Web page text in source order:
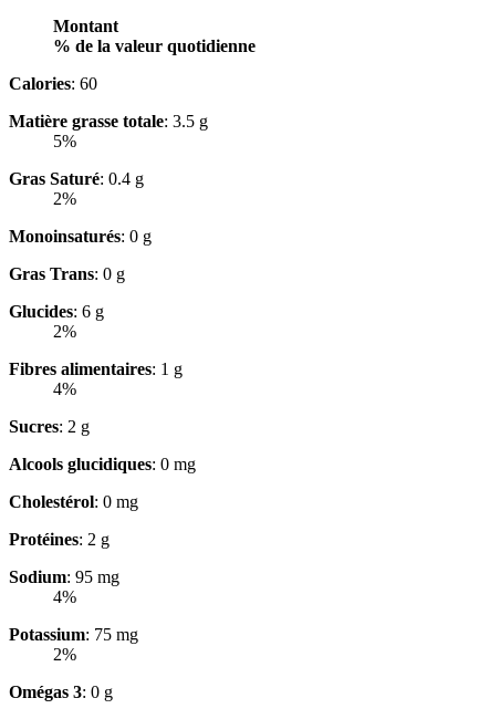
Montant
% de la valeur quotidienne
Calories: 60
Matière grasse totale: 3.5 g
5%
Gras Saturé: 0.4 g
2%
Monoinsaturés: 0 g
Gras Trans: 0 g
Glucides: 6 g
2%
Fibres alimentaires: 1 g
4%
Sucres: 2 g
Alcools glucidiques: 0 mg
Cholestérol: 0 mg
Protéines: 2 g
Sodium: 95 mg
4%
Potassium: 75 mg
2%
Omégas 3: 0 g